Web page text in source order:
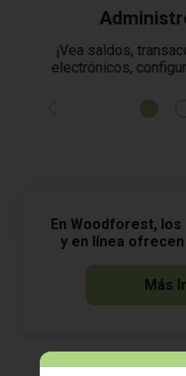
¡Vea saldos,
electrónicos,
En Woodforest,
y en línea
Más